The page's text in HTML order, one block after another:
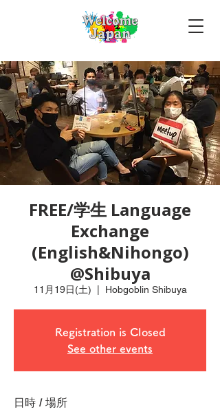
FREE/学生 Language
Exchange
(English&Nihongo)
@Shibuya
11月19日(土) Hobgoblin Shibuya
Registration is Closed
See other events
日時 / 場所